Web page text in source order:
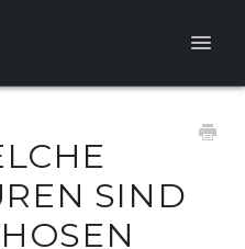
Toggle
SIND